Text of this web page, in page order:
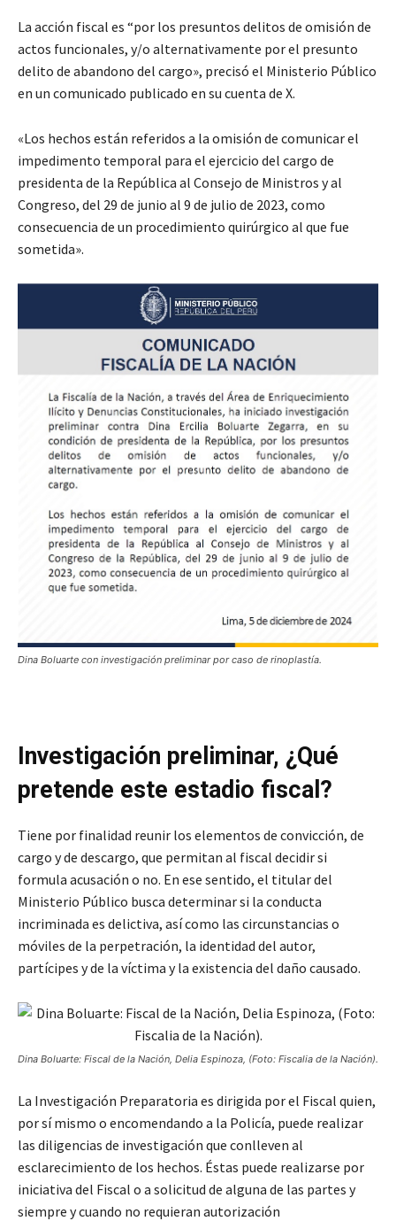
La acción fiscal es “por los presuntos delitos de omisión de
actos funcionales, y/o alternativamente por el presunto
delito de abandono del cargo», precisó el Ministerio Público
en un comunicado publicado en su cuenta de X.
«Los hechos están referidos a la omisión de comunicar el
impedimento temporal para el ejercicio del cargo de
presidenta de la República al Consejo de Ministros y al
Congreso, del 29 de junio al 9 de julio de 2023, como
consecuencia de un procedimiento quirúrgico al que fue
sometida».
Dina Boluarte con investigación preliminar por caso de rinoplastía.
Investigación preliminar, ¿Qué
pretende este estadio fiscal?
Tiene por finalidad reunir los elementos de convicción, de
cargo y de descargo, que permitan al fiscal decidir si
formula acusación o no. En ese sentido, el titular del
Ministerio Público busca determinar si la conducta
incriminada es delictiva, así como las circunstancias o
móviles de la perpetración, la identidad del autor,
partícipes y de la víctima y la existencia del daño causado.
Dina Boluarte: Fiscal de la Nación, Delia Espinoza, (Foto: Fiscalia de la Nación).
La Investigación Preparatoria es dirigida por el Fiscal quien,
por sí mismo o encomendando a la Policía, puede realizar
las diligencias de investigación que conlleven al
esclarecimiento de los hechos. Éstas puede realizarse por
iniciativa del Fiscal o a solicitud de alguna de las partes y
siempre y cuando no requieran autorización